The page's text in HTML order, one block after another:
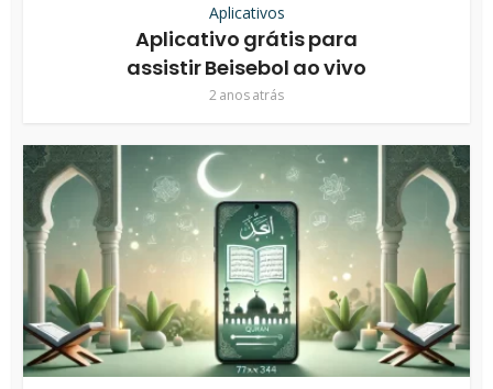
Aplicativos
Aplicativo grátis para
assistir Beisebol ao vivo
2 anos atrás